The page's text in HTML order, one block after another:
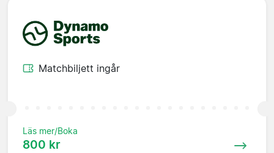
Matchbiljett ingår
Läs mer/Boka
800 kr